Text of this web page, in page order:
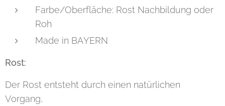
Farbe/Oberfläche: Rost Nachbildung oder
Roh
Made in BAYERN
Rost:
Der Rost entsteht durch einen natürlichen
Vorgang,